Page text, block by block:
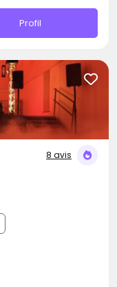
Profil
8 avis